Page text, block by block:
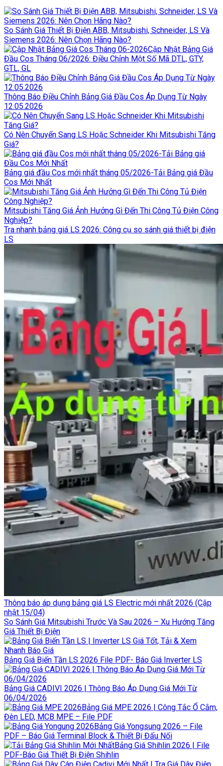
So Sánh Giá Thiết Bị Điện ABB, Mitsubishi, Schneider, LS Và
Siemens 2026: Nên Chọn Hãng Nào?
Cập Nhật Bảng Giá
Đầu Cos Tháng 06/2026: Điều Chỉnh Một Số Mã DTL, GTY,
GTL, GL
Thông Báo Điều Chỉnh Bảng Giá Đầu Cos Áp Dụng Từ Ngày
12.05.2026
Có Nên Chuyển Sang LS Hoặc Schneider Khi Mitsubishi Tăng
Giá?
Bảng giá đầu Cos mới nhất tháng 05/2026-Tải Bảng giá Đầu
Cos Mới Nhất
Mitsubishi Tăng Giá Ảnh Hưởng Gì Đến Thi Công Tủ Điện Công
Nghiệp?
Tra nhanh bảng giá LS 2026: Công cụ so sánh giá thiết bị điện
LS
Thông báo áp dụng bảng giá LS Electric mới nhất 2026 (Cập
nhật 15/04)
So Sánh Giá Mitsubishi Trước Và Sau 2026 – Xu Hướng Tăng
Giá Thiết Bị Điện
Bảng Giá Biến Tần LS 2026 File PDF- Báo Giá Inverter LS
Bảng Giá CADIVI 2026 | Thông Báo Áp Dụng Giá Mới Từ
06/04/2026
Bảng Giá MPE 2026 | Công Tắc Ổ Cắm,
Đèn LED, MCB MPE – File PDF
Bảng Giá Yongsung 2026 – File
PDF – Báo Giá Terminal Block & Thiết Bị Đấu Nối
Bảng Giá Shihlin 2026 | File
PDF-Báo Giá Thiết Bị Điện Shihlin